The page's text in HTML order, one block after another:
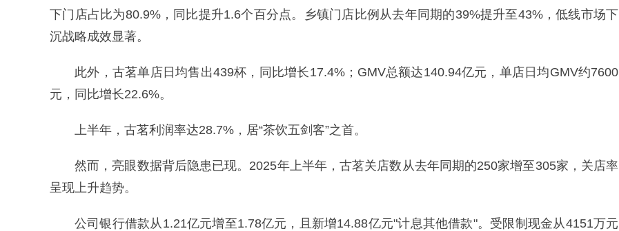
下门店占比为80.9%，同比提升1.6个百分点。乡镇门店比例从去年同期的39%提升至43%，低线市场下
沉战略成效显著。
此外，古茗单店日均售出439杯，同比增长17.4%；GMV总额达140.94亿元，单店日均GMV约7600
元，同比增长22.6%。
上半年，古茗利润率达28.7%，居“茶饮五剑客”之首。
然而，亮眼数据背后隐患已现。2025年上半年，古茗关店数从去年同期的250家增至305家，关店率
呈现上升趋势。
公司银行借款从1.21亿元增至1.78亿元，且新增14.88亿元"计息其他借款"。受限制现金从4151万元